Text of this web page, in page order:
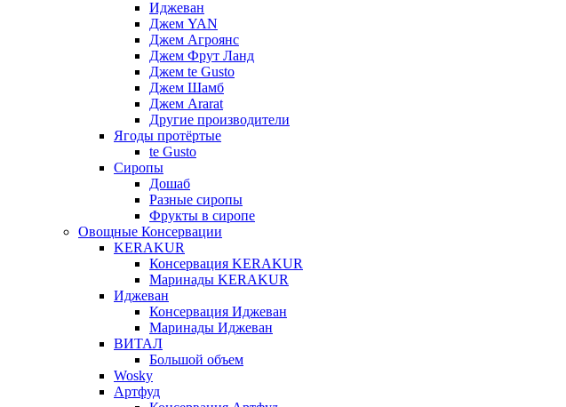
Иджеван
Джем YAN
Джем Агроянс
Джем Фрут Ланд
Джем te Gusto
Джем Шамб
Джем Ararat
Другие производители
Ягоды протёртые
te Gusto
Сиропы
Дошаб
Разные сиропы
Фрукты в сиропе
Овощные Консервации
KERAKUR
Консервация KERAKUR
Маринады KERAKUR
Иджеван
Консервация Иджеван
Маринады Иджеван
ВИТАЛ
Большой объем
Wosky
Артфуд